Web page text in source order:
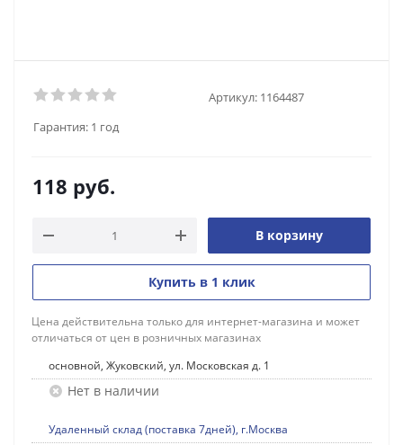
Артикул: 1164487
Гарантия: 1 год
118 руб.
В корзину
Купить в 1 клик
Цена действительна только для интернет-магазина и может
отличаться от цен в розничных магазинах
основной, Жуковский, ул. Московская д. 1
Нет в наличии
Удаленный склад (поставка 7дней), г.Москва